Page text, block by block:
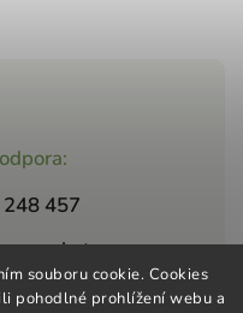
souboru cookie. Cookies
pohodlné prohlížení webu a
457